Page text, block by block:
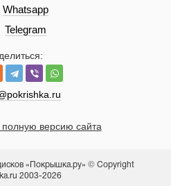
Whatsapp
Telegram
версию сайта
«Покрышка.ру» © Copyright
2003-2026